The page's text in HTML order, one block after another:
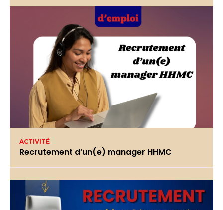
ACTIVITÉ
Recrutement d’un(e) manager HHMC